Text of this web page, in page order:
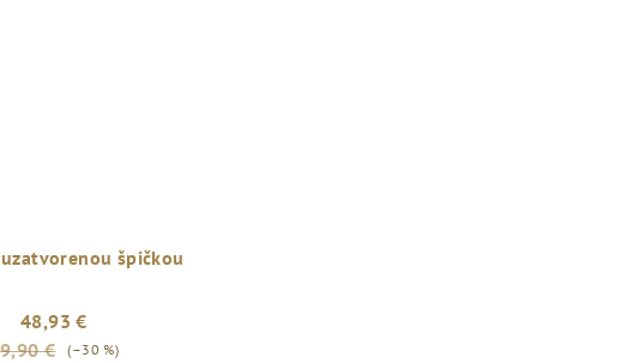
špičkou
48,93 €
€
(–30 %)